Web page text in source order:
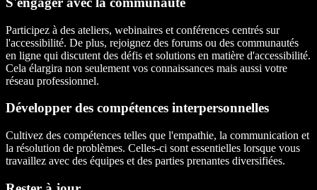
Participez à des ateliers, webinaires et conférences centrés sur
l'accessibilité. De plus, rejoignez des forums ou des communautés
en ligne qui discutent des défis et solutions en matière d'accessibilité.
Cela élargira non seulement vos connaissances mais aussi votre
réseau professionnel.
Développer des compétences interpersonnelles
Cultivez des compétences telles que l'empathie, la communication et
la résolution de problèmes. Celles-ci sont essentielles lorsque vous
travaillez avec des équipes et des parties prenantes diversifiées.